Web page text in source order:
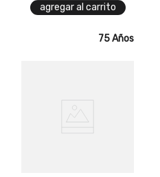
agregar al carrito
75 Años